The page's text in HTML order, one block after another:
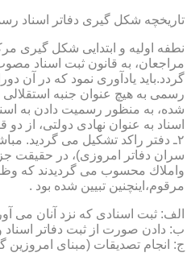
تاریخچه شكل گیری دفاتر اسناد
نطفه اولیه و ابتدایی شكل گیری
گردد.باید یادآوری نمود كه در آن
رسمی به هیچ عنوان جنبه
شده، به منظور رسمیت دادن به
۲ـ دفتر راكد تشكیل می گردید.
سران دفاتر امروزی)، در حقیقت
مرقوم،اینچنین تبیین شده بود .
الف: ثبت اسنادی كه نزد آنان می
ب: دادن صورت از ثبت دفاتر اسناد
ج: انجام تصدیقات (مبنای امروزین